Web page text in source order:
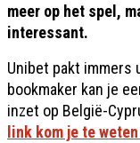
meer op het spel,
interessant.
Unibet pakt immers
bookmaker kan je
inzet op België-
link kom je te